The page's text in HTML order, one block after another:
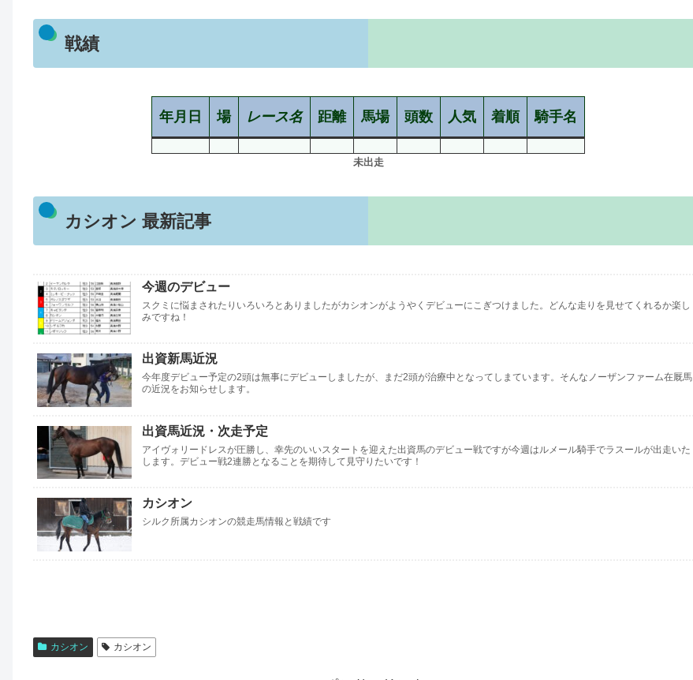
戦績
年月日 場 レース名 距離 馬場 頭数 人気 着順 騎手名
未出走
カシオン 最新記事
今週のデビュー
スクミに悩まされたりいろいろとありましたがカシオンがようやくデビューにこぎつけました。どんな走りを見せてくれるか楽し
みですね！
出資新馬近況
今年度デビュー予定の2頭は無事にデビューしましたが、まだ2頭が治療中となってしまています。そんなノーザンファーム在厩馬
の近況をお知らせします。
出資馬近況・次走予定
アイヴォリードレスが圧勝し、幸先のいいスタートを迎えた出資馬のデビュー戦ですが今週はルメール騎手でラスールが出走いた
します。デビュー戦2連勝となることを期待して見守りたいです！
カシオン
シルク所属カシオンの競走馬情報と戦績です
カシオン カシオン